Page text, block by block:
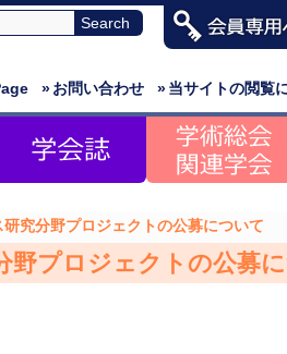
»当サイトの閲覧
»お問い合わせ
究分野プロジェクトの公募について
野プロジェクトの公募